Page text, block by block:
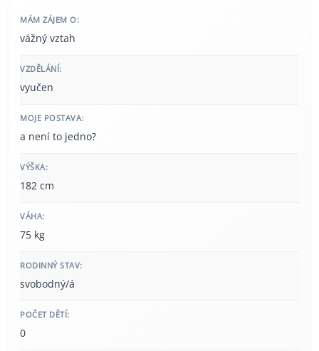
MÁM ZÁJEM O:
vážný vztah
VZDĚLÁNÍ:
vyučen
MOJE POSTAVA:
a není to jedno?
VÝŠKA:
182 cm
VÁHA:
75 kg
RODINNÝ STAV:
svobodný/á
POČET DĚTÍ:
0